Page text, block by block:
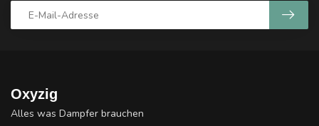
Oxyzig
Alles was Dampfer brauchen